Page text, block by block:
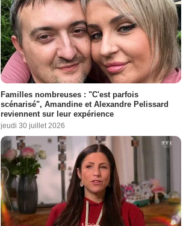
Familles nombreuses : "C'est parfois
scénarisé", Amandine et Alexandre Pelissard
reviennent sur leur expérience
jeudi 30 juillet 2026